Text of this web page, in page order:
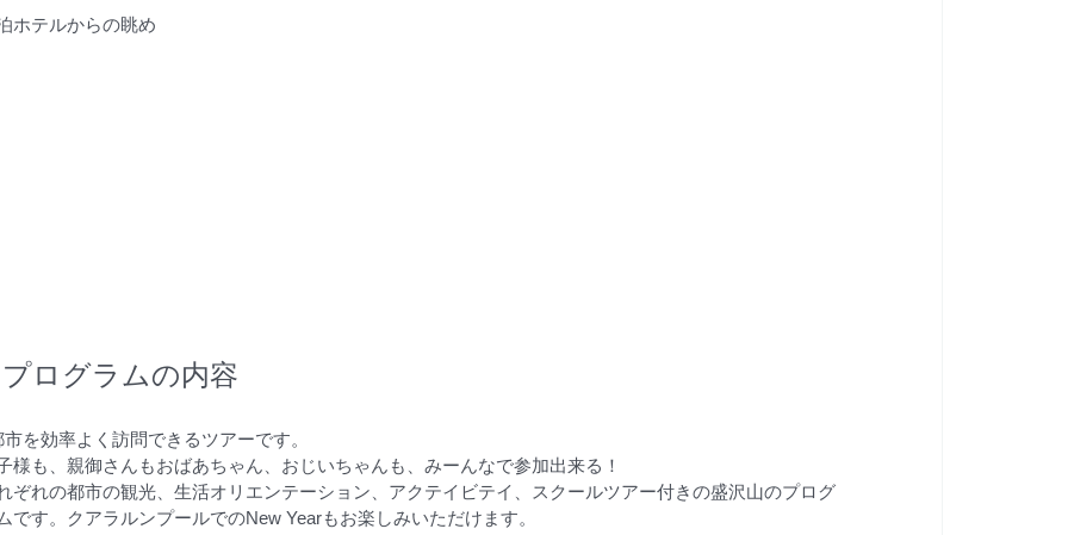
ホテルからの眺め
プログラムの内容
市を効率よく訪問できるツアーです。
様も、親御さんもおばあちゃん、おじいちゃんも、みーんなで参加出来る！
ぞれの都市の観光、生活オリエンテーション、アクテイビテイ、スクールツアー付きの盛沢山のプログ
です。クアラルンプールでのNew Yearもお楽しみいただけます。